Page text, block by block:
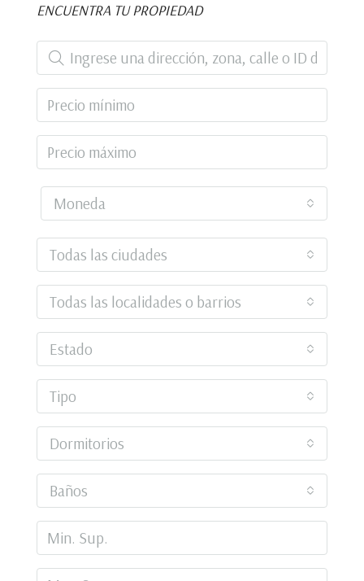
ENCUENTRA TU PROPIEDAD
Moneda
Todas las ciudades
Todas las localidades o barrios
Estado
Tipo
Dormitorios
Baños